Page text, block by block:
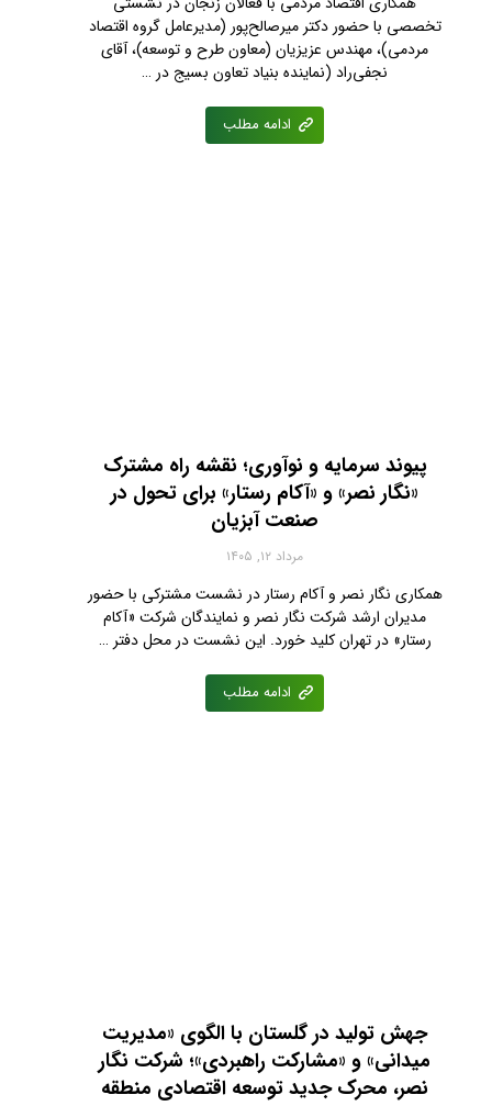
تخصصی با حضور دکتر میرصالح‌پور (مدیرعامل گروه اقتصاد
مردمی)، مهندس عزیزیان (معاون طرح و توسعه)، آقای
نجفی‌راد (نماینده بنیاد تعاون بسیج در …
ادامه مطلب
پیوند سرمایه و نوآوری؛ نقشه راه مشترک
«نگار نصر» و «آکام رستار» برای تحول در
صنعت آبزیان
مرداد ۱۲, ۱۴۰۵
همکاری نگار نصر و آکام رستار در نشست مشترکی با حضور
مدیران ارشد شرکت نگار نصر و نمایندگان شرکت «آکام
رستار» در تهران کلید خورد. این نشست در محل دفتر …
ادامه مطلب
جهش تولید در گلستان با الگوی «مدیریت
میدانی» و «مشارکت راهبردی»؛ شرکت نگار
نصر، محرک جدید توسعه اقتصادی منطقه